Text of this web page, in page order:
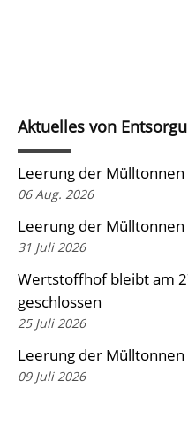
Aktuelles von
Leerung der
06 Aug. 2026
Leerung der
31 Juli 2026
Wertstoffhof bleibt am
geschlossen
25 Juli 2026
Leerung der
09 Juli 2026